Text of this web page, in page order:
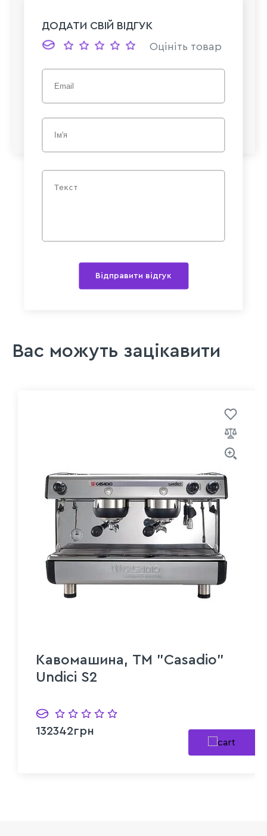
ДОДАТИ СВІЙ ВІДГУК
Оцініть товар
Відправити відгук
Вас можуть зацікавити
Кавомашина, ТМ "Casadio"
Undici S2
132342грн